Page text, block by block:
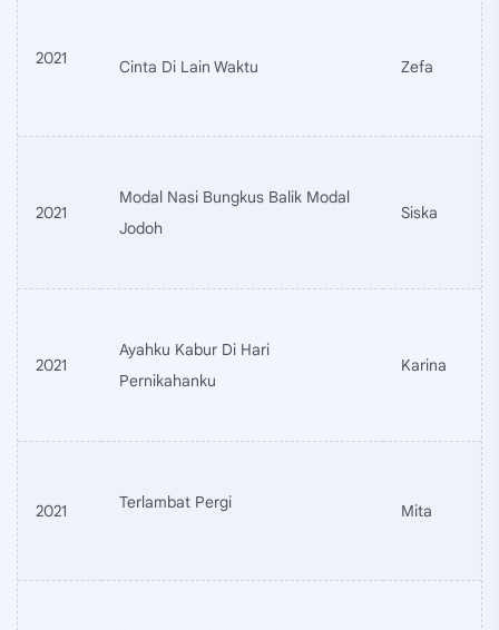
2021 Cinta Di Lain Waktu Zefa
2021
Modal Nasi Bungkus Balik Modal
Jodoh
Siska
2021
Ayahku Kabur Di Hari
Pernikahanku
Karina
2021 Terlambat Pergi Mita